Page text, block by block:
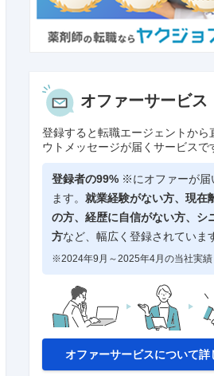
オファーサービス
登録すると転職エージェントから
ウトメッセージが届くサービスで
登録者の99% ※にオファーが届
ます。 就業経験がない方、現在
の方、 経歴に自信がない方、シ
方など、幅広く登録されていま
※2024年9月～2025年4月の当社実績
オファーサービスについて詳